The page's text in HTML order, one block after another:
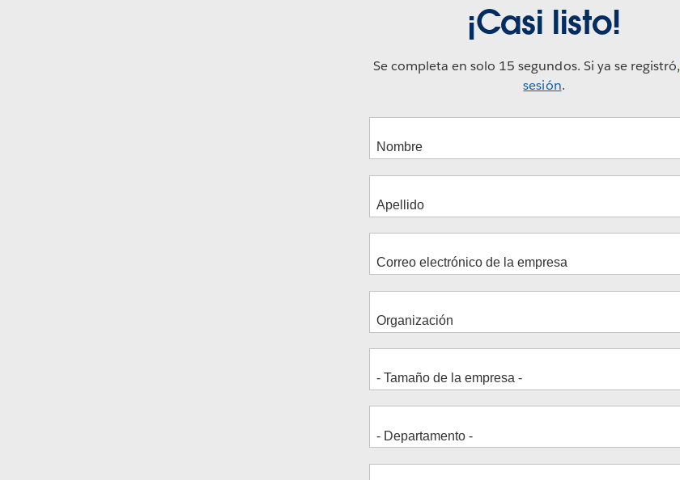
¡Casi listo!
Se completa en solo 15 segundos. Si ya se registró,
sesión.